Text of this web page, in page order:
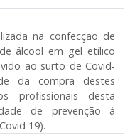
na confecção de
álcool em gel etílico
ao surto de Covid-
da compra destes
profissionais desta
de prevenção à
19).